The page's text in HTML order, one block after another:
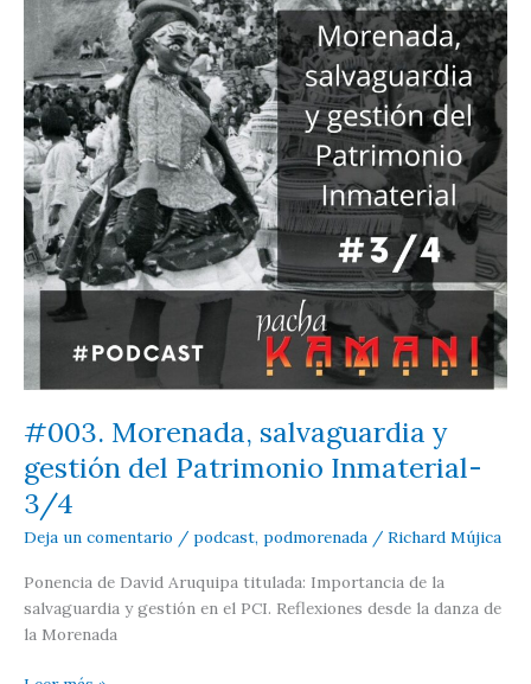
debate-
4/4
#003. Morenada, salvaguardia y
gestión del Patrimonio Inmaterial-
3/4
Deja un comentario / podcast, podmorenada / Richard Mújica
Ponencia de David Aruquipa titulada: Importancia de la
salvaguardia y gestión en el PCI. Reflexiones desde la danza de
la Morenada